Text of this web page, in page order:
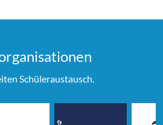
Schüleraustausch.